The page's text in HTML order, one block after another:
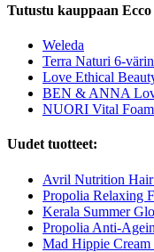
Tutustu kauppaan Ecco
Weleda
Terra Naturi 6-
Love Ethical
BEN & ANNA
NUORI Vital
Uudet tuotteet:
Avril Nutrition
Propolia Relaxing
Kerala Summer
Propolia Anti-
Mad Hippie Cream